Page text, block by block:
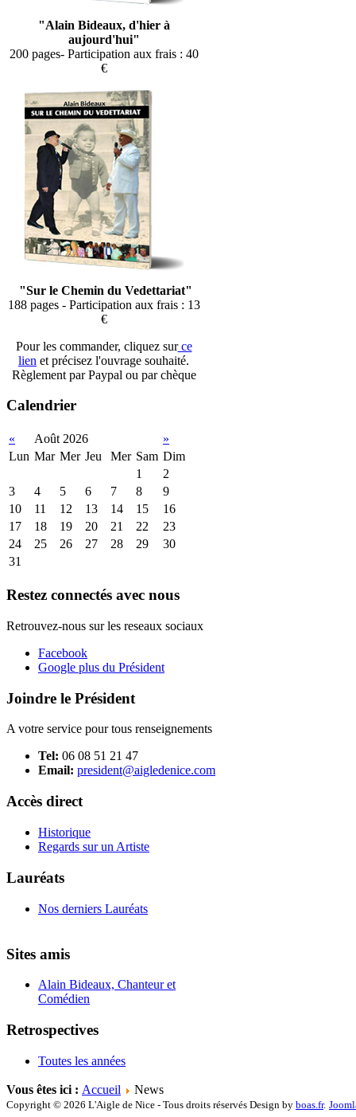
"Alain Bideaux, d'hier à
aujourd'hui"
200 pages- Participation aux frais : 40
€
"Sur le Chemin du Vedettariat"
188 pages - Participation aux frais : 13
€
Pour les commander, cliquez surce
lien et précisez l'ouvrage souhaité.
Règlement par Paypal ou par chèque
Calendrier
« Août 2026
»
Lun Mar Mer Jeu Mer Sam Dim
1
2
3
4 5 6 7 8
9
10
11 12 13 14 15
16
17
18 19 20 21 22
23
24
25 26 27 28 29
30
31
Restez connectés avec nous
Retrouvez-nous sur les reseaux sociaux
Facebook
Google plus du Président
Joindre le Président
A votre service pour tous renseignements
Tel: 06 08 51 21 47
Email: president@aigledenice.com
Accès direct
Historique
Regards sur un Artiste
Lauréats
Nos derniers Lauréats
Sites amis
Alain Bideaux, Chanteur et
Comédien
Retrospectives
Toutes les années
Vous êtes ici : Accueil News
Copyright © 2026 L'Aigle de Nice - Tous droits réservés Design by boas.fr.